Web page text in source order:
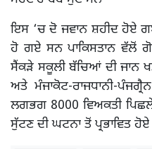
ਇਸ ‘ਚ ਦੋ ਜਵਾਨ ਸ਼ਹੀਦ ਹੋਏ
ਹੋ ਗਏ ਸਨ ਪਾਕਿਸਤਾਨ ਵੱਲੋਂ
ਸੈਂਕੜੇ ਸਕੂਲੀ ਬੱਚਿਆਂ ਦੀ ਜਾਨ
ਅਤੇ ਮੰਜਾਕੋਟ-ਰਾਜਧਾਨੀ-
ਲਗਭਗ 8000 ਵਿਅਕਤੀ
ਸੁੱਟਣ ਦੀ ਘਟਨਾ ਤੋਂ ਪ੍ਰਭਾਵਿਤ